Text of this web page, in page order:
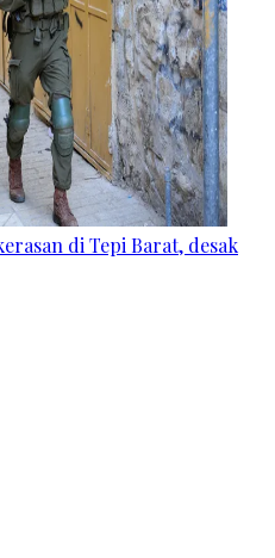
di Tepi Barat, desak